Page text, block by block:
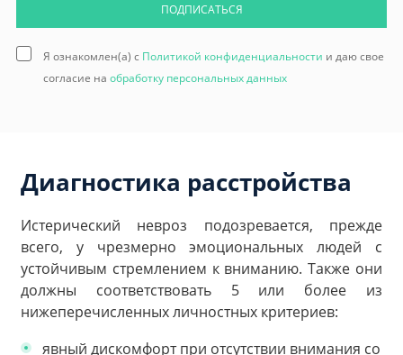
ПОДПИСАТЬСЯ
Я ознакомлен(а) с Политикой конфиденциальности и даю свое
согласие на обработку персональных данных
Диагностика расстройства
Истерический невроз подозревается, прежде
всего, у чрезмерно эмоциональных людей с
устойчивым стремлением к вниманию. Также они
должны соответствовать 5 или более из
нижеперечисленных личностных критериев:
явный дискомфорт при отсутствии внимания со